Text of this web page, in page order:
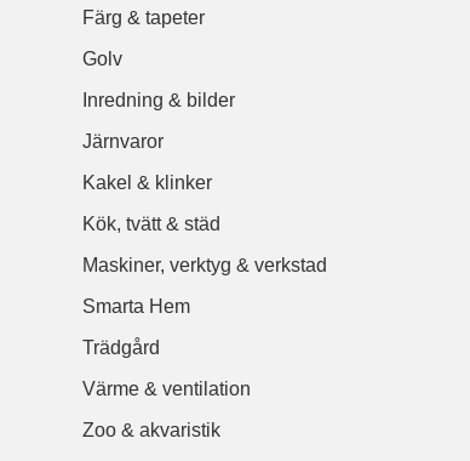
Färg & tapeter
Golv
Inredning & bilder
Järnvaror
Kakel & klinker
Kök, tvätt & städ
Maskiner, verktyg & verkstad
Smarta Hem
Trädgård
Värme & ventilation
Zoo & akvaristik